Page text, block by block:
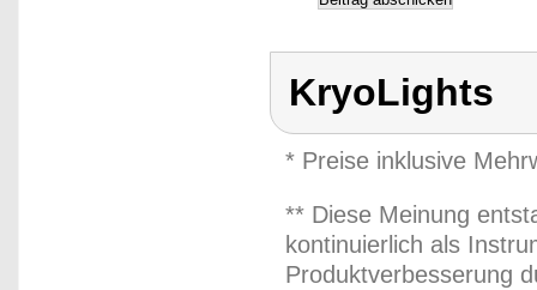
KryoLights
* Preise inklusive
** Diese Meinung
kontinuierlich als
Produktverbesserung